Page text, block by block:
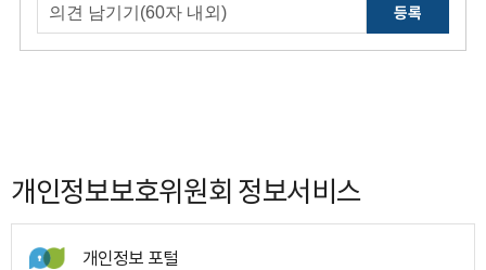
등록
개인정보보호위원회 정보서비스
개인정보 포털